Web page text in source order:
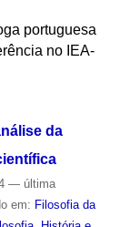
portuguesa
no IEA-
da
— última
em: Filosofia da